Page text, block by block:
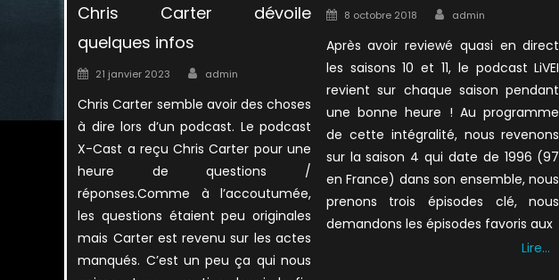
Chris Carter dévoile
quelques infos
Posted
21 janvier 2023 Author
admin
Chris Carter semble avoir des choses
à dire lors d’un podcast. Le podcast
X-Cast a reçu Chris Carter pour une
heure de questions /
réponses.Comme à l’accoutumée,
les questions étaient peu originales
mais Carter est revenu sur les actes
manqués. C’est un peu ça qui nous
Posted
8 octobre 2018 Author
admin
Après avoir reviewé quasi en direct
les saisons 10 et 11, le podcast LiVEI
revient sur chaque saison pendant
une bonne heure ! Au programme
de cette intégralité, nous revenons
sur la saison 4 qui date de 1996 (97
en France) dans son ensemble, nous
prenons trois épisodes clé, nous
demandons les épisodes favoris aux
Lire…